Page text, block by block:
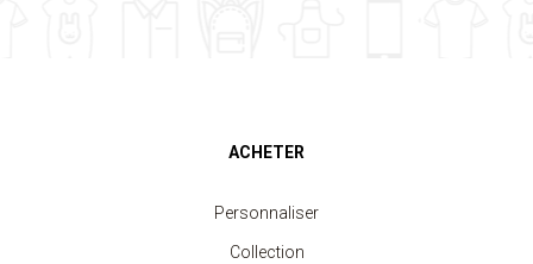
ACHETER
Personnaliser
Collection